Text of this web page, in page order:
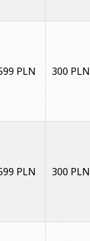
PLN 300 PLN
PLN 300 PLN